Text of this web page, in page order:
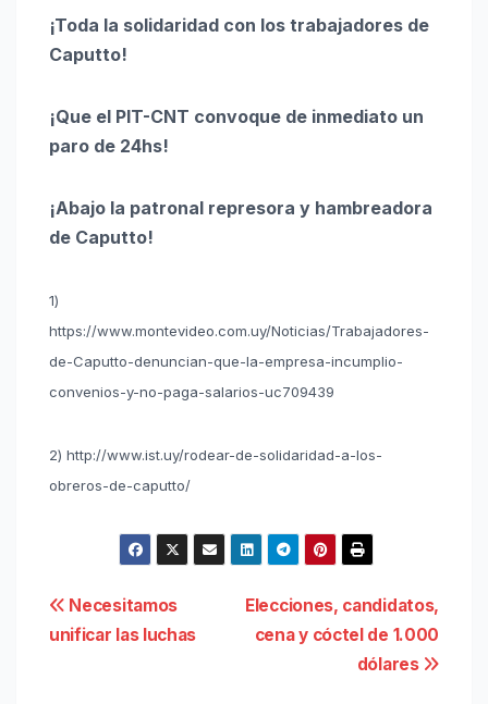
¡Toda la solidaridad con los trabajadores de
Caputto!
¡Que el PIT-CNT convoque de inmediato un
paro de 24hs!
¡Abajo la patronal represora y hambreadora
de Caputto!
1)
https://www.montevideo.com.uy/Noticias/Trabajadores-
de-Caputto-denuncian-que-la-empresa-incumplio-
convenios-y-no-paga-salarios-uc709439
2) http://www.ist.uy/rodear-de-solidaridad-a-los-
obreros-de-caputto/
Navegación
de
Elecciones, candidatos,
cena y cóctel de 1.000
dólares
Necesitamos
unificar las luchas